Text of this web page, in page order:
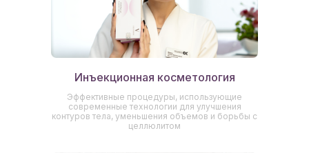
Эффективные процедуры, использующие
современные технологии для улучшения
контуров тела, уменьшения объемов и борьбы с
целлюлитом
Инъекционная косметология